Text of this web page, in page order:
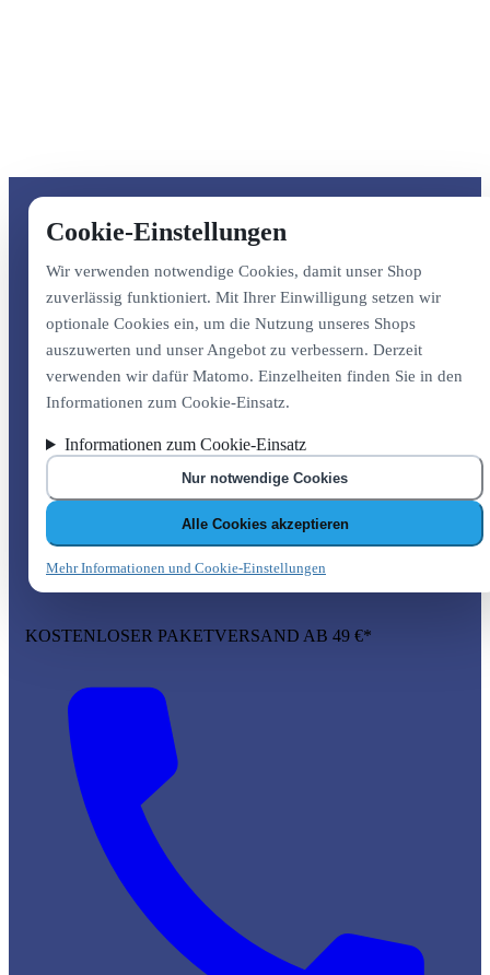
Cookie-Einstellungen
Wir verwenden notwendige Cookies, damit unser Shop
zuverlässig funktioniert. Mit Ihrer Einwilligung setzen wir
optionale Cookies ein, um die Nutzung unseres Shops
auszuwerten und unser Angebot zu verbessern. Derzeit
verwenden wir dafür Matomo. Einzelheiten finden Sie in den
Informationen zum Cookie-Einsatz.
Informationen zum Cookie-Einsatz
Nur notwendige Cookies
Alle Cookies akzeptieren
Mehr Informationen und Cookie-Einstellungen
KOSTENLOSER PAKETVERSAND AB 49 €*